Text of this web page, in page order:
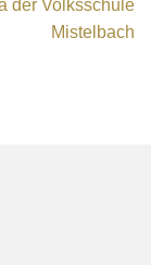
der Volksschule
Mistelbach